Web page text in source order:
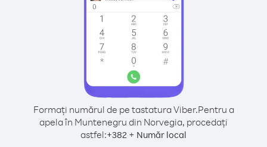
Formați numărul de pe tastatura Viber.Pentru a
apela în Muntenegru din Norvegia, procedați
astfel:+382 + Număr local